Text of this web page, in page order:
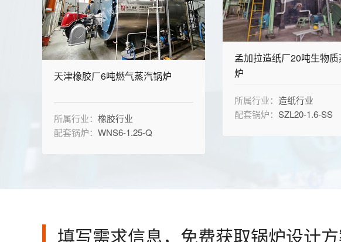
天津橡胶厂6吨燃气蒸汽锅炉
所属行业： 橡胶行业
配套锅炉： WNS6-1.25-Q
孟加拉造纸厂20吨生物
炉
所属行业： 造纸行业
配套锅炉： SZL20-1.6-SS
填写需求信息，免费获取锅炉设计